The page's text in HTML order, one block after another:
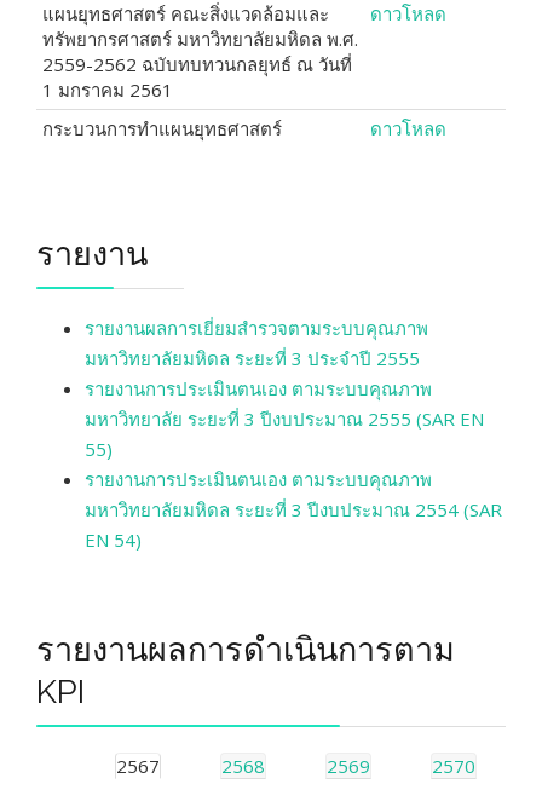
แผนยุทธศาสตร์ คณะสิ่งแวดล้อมและ
ทรัพยากรศาสตร์ มหาวิทยาลัยมหิดล พ.ศ.
2559-2562 ฉบับทบทวนกลยุทธ์ ณ วันที่
1 มกราคม 2561
ดาวโหลด
กระบวนการทำแผนยุทธศาสตร์ ดาวโหลด
รายงาน
รายงานผลการเยี่ยมสำรวจตามระบบคุณภาพ
มหาวิทยาลัยมหิดล ระยะที่ 3 ประจำปี 2555
รายงานการประเมินตนเอง ตามระบบคุณภาพ
มหาวิทยาลัย ระยะที่ 3 ปีงบประมาณ 2555 (SAR EN
55)
รายงานการประเมินตนเอง ตามระบบคุณภาพ
มหาวิทยาลัยมหิดล ระยะที่ 3 ปีงบประมาณ 2554 (SAR
EN 54)
รายงานผลการดำเนินการตาม
KPI
2567 2568 2569 2570